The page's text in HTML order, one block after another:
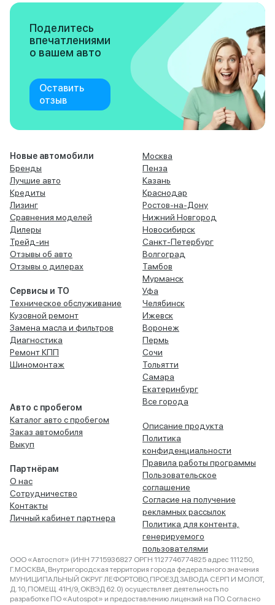
Поделитесь
впечатлениями
о вашем авто
Оставить
отзыв
Новые автомобили
Бренды
Лучшие авто
Кредиты
Лизинг
Сравнения моделей
Дилеры
Трейд-ин
Отзывы об авто
Отзывы о дилерах
Сервисы и ТО
Техническое обслуживание
Кузовной ремонт
Замена масла и фильтров
Диагностика
Ремонт КПП
Шиномонтаж
Авто с пробегом
Каталог авто с пробегом
Заказ автомобиля
Выкуп
Партнёрам
О нас
Сотрудничество
Контакты
Личный кабинет партнера
Москва
Пенза
Казань
Краснодар
Ростов-на-Дону
Нижний Новгород
Новосибирск
Санкт-Петербург
Волгоград
Тамбов
Мурманск
Уфа
Челябинск
Ижевск
Воронеж
Пермь
Сочи
Тольятти
Самара
Екатеринбург
Все города
Описание продукта
Политика
конфиденциальности
Правила работы программы
Пользовательское
соглашение
Согласие на получение
рекламных рассылок
Политика для контента,
генерируемого
пользователями
ООО «Автоспот» (ИНН 7715936827 ОРГН 1127746774825 адрес 111250,
Г.МОСКВА, Внутригородская территория города федерального значения
МУНИЦИПАЛЬНЫЙ ОКРУГ ЛЕФОРТОВО, ПРОЕЗД ЗАВОДА СЕРП И МОЛОТ,
Д. 10, ПОМЕЩ. 41Н/9, ОКВЭД 62.0) осуществляет деятельность по
разработке ПО «Autospot» и предоставлению лицензий на ПО. Согласно